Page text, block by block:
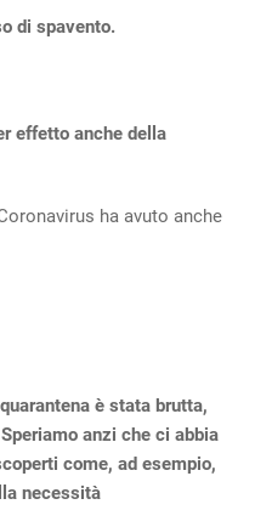
di spavento.
effetto anche della
ha avuto anche
è stata brutta,
anzi che ci abbia
come, ad esempio,
necessità